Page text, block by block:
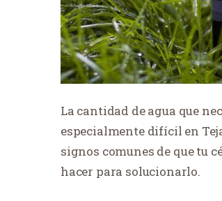
La cantidad de agua que
especialmente difícil en
signos comunes de que tu
hacer para solucionarlo.